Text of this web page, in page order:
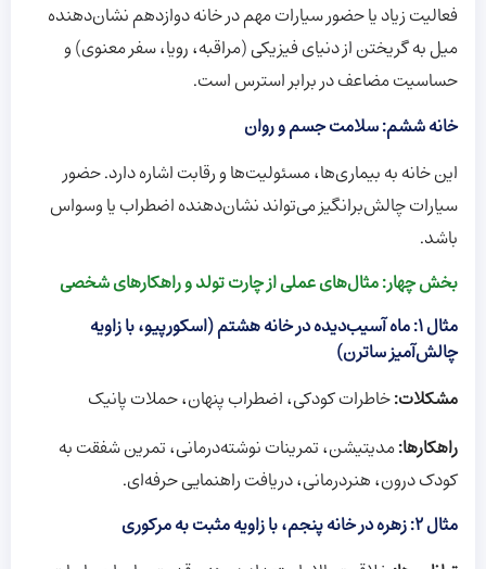
فعالیت زیاد یا حضور سیارات مهم در خانه دوازدهم نشان‌دهنده
میل به گریختن از دنیای فیزیکی (مراقبه، رویا، سفر معنوی) و
حساسیت مضاعف در برابر استرس است.
خانه ششم: سلامت جسم و روان
این خانه به بیماری‌ها، مسئولیت‌ها و رقابت اشاره دارد. حضور
سیارات چالش‌برانگیز می‌تواند نشان‌دهنده اضطراب یا وسواس
باشد.
بخش چهار: مثال‌های عملی از چارت تولد‌ و راهکارهای شخصی
مثال ۱: ماه آسیب‌دیده در خانه هشتم (اسکورپیو، با زاویه
چالش‌آمیز ساترن)
مشکلات:خاطرات کودکی، اضطراب پنهان، حملات پانیک
راهکارها:مدیتیشن، تمرینات نوشته‌درمانی، تمرین شفقت به
کودک درون، هنر‌درمانی، دریافت راهنمایی حرفه‌ای.
مثال ۲: زهره در خانه پنجم، با زاویه مثبت به مرکوری